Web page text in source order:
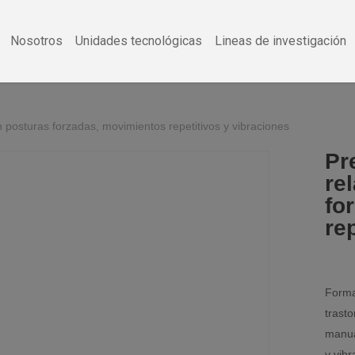
Nosotros Unidades tecnológicas Lineas de investigación
forzadas, movimientos repetitivos y vibraciones